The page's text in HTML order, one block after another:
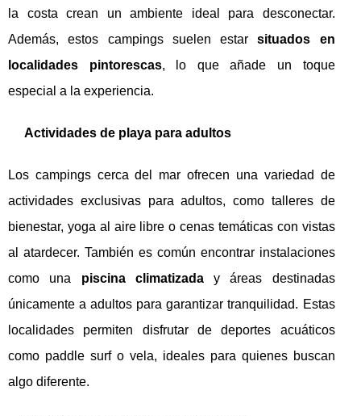
la costa crean un ambiente ideal para desconectar.
Además, estos campings suelen estarsituados en
localidades pintorescas, lo que añade un toque
especial a la experiencia.
Actividades de playa para adultos
Los campings cerca del mar ofrecen una variedad de
actividades exclusivas para adultos, como talleres de
bienestar, yoga al aire libre o cenas temáticas con vistas
al atardecer. También es común encontrar instalaciones
como una piscina climatizaday áreas destinadas
únicamente a adultos para garantizar tranquilidad. Estas
localidades permiten disfrutar de deportes acuáticos
como paddle surf o vela, ideales para quienes buscan
algo diferente.